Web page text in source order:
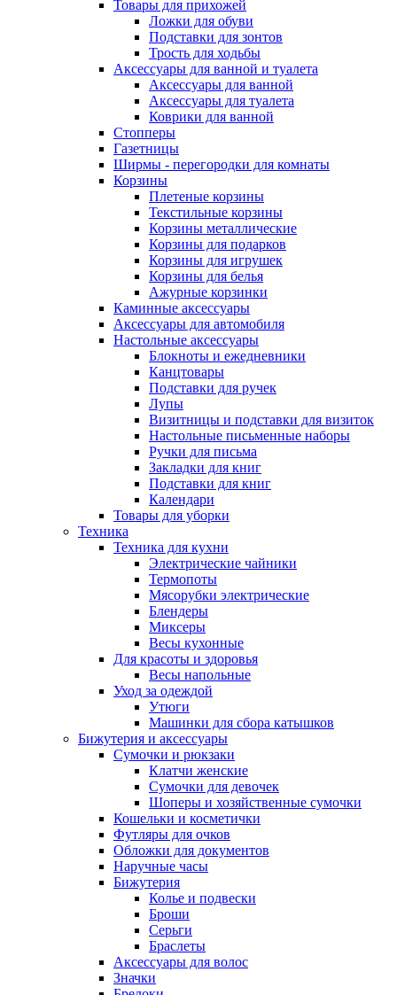
Товары для прихожей
Ложки для обуви
Подставки для зонтов
Трость для ходьбы
Аксессуары для ванной и туалета
Аксессуары для ванной
Аксессуары для туалета
Коврики для ванной
Стопперы
Газетницы
Ширмы - перегородки для комнаты
Корзины
Плетеные корзины
Текстильные корзины
Корзины металлические
Корзины для подарков
Корзины для игрушек
Корзины для белья
Ажурные корзинки
Каминные аксессуары
Аксессуары для автомобиля
Настольные аксессуары
Блокноты и ежедневники
Канцтовары
Подставки для ручек
Лупы
Визитницы и подставки для визиток
Настольные письменные наборы
Ручки для письма
Закладки для книг
Подставки для книг
Календари
Товары для уборки
Техника
Техника для кухни
Электрические чайники
Термопоты
Мясорубки электрические
Блендеры
Миксеры
Весы кухонные
Для красоты и здоровья
Весы напольные
Уход за одеждой
Утюги
Машинки для сбора катышков
Бижутерия и аксессуары
Сумочки и рюкзаки
Клатчи женские
Сумочки для девочек
Шоперы и хозяйственные сумочки
Кошельки и косметички
Футляры для очков
Обложки для документов
Наручные часы
Бижутерия
Колье и подвески
Броши
Серьги
Браслеты
Аксессуары для волос
Значки